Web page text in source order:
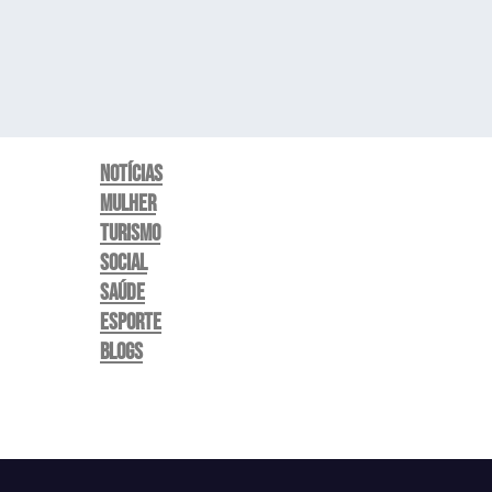
Notícias
Mulher
Turismo
Social
Saúde
Esporte
Blogs